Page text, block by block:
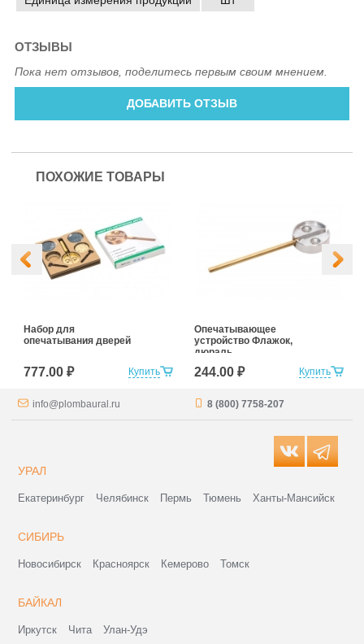
ОТЗЫВЫ
Пока нет отзывов, поделитесь первым своим мнением.
ДОБАВИТЬ ОТЗЫВ
ПОХОЖИЕ ТОВАРЫ
Купить
Набор для
опечатывания дверей
777.00 ₽ Купить
Опечатывающее
устройство Флажок,
дюраль
244.00 ₽
info@plombaural.ru 8 (800) 7758-207
УРАЛ
Екатеринбург Челябинск Пермь Тюмень Ханты-Мансийск
СИБИРЬ
Новосибирск Красноярск Кемерово Томск
БАЙКАЛ
Иркутск Чита Улан-Удэ